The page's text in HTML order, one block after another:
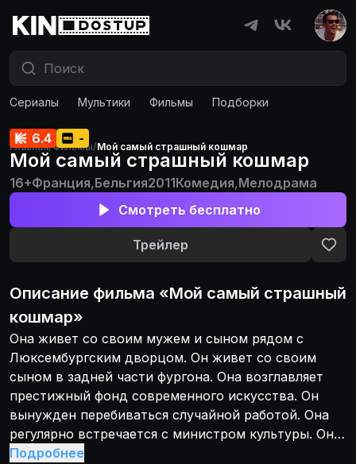
Сериалы Мультики Фильмы Подборки
Главная/Фильмы/Мой самый страшный кошмар
6.4 -
Мой самый страшный кошмар
16+Франция,Бельгия2011Комедия,Мелодрама
Смотреть бесплатно
Трейлер
Описание фильма «Мой самый страшный
кошмар»
Она живет со своим мужем и сыном рядом с
Люксембургским дворцом. Он живет со своим
сыном в задней части фургона. Она возглавляет
престижный фонд современного искусства. Он
вынужден перебиваться случайной работой. Она
регулярно встречается с министром культуры. Он
встречается только с бутылками алкоголя. Она
Подробнее